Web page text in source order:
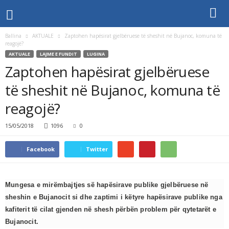
Ballina AKTUALE
Zaptohen hapësirat gjelbëruese të sheshit në Bujanoc, komuna të
reagojë?
AKTUALE LAJME E FUNDIT LUGINA
Zaptohen hapësirat gjelbëruese
të sheshit në Bujanoc, komuna të
reagojë?
15/05/2018 1096 0
Facebook Twitter
Mungesa e mirëmbajtjes së hapësirave publike gjelbëruese në
sheshin e Bujanocit si dhe zaptimi i këtyre hapësirave publike nga
kafiterit të cilat gjenden në shesh përbën problem për qytetarët e
Bujanocit.